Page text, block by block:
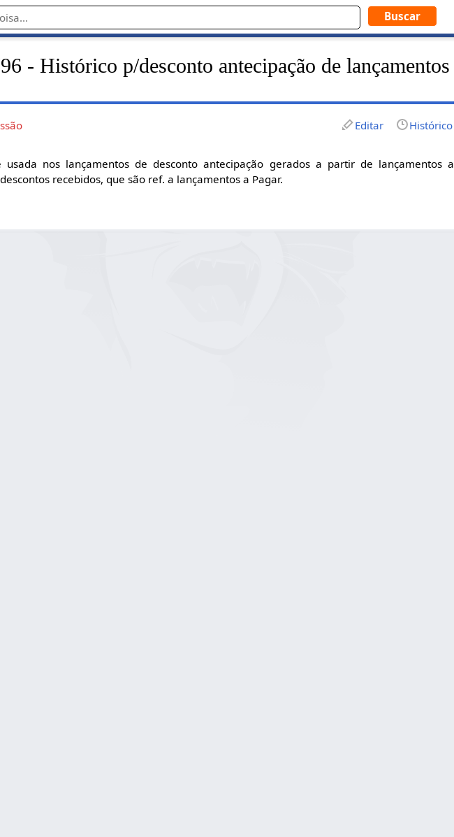
- Histórico p/desconto antecipação de lançamentos
Editar Histórico
usada nos lançamentos de desconto antecipação gerados a partir de lançamentos a
recebidos, que são ref. a lançamentos a Pagar.